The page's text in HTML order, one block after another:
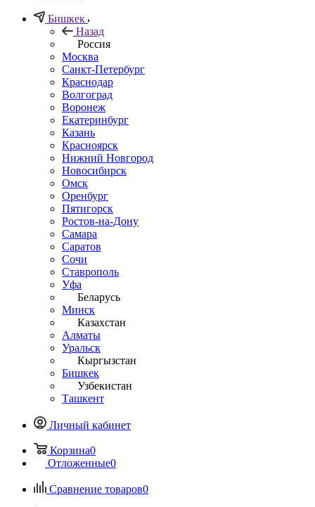
Бишкек
Назад
Россия
Москва
Санкт-Петербург
Краснодар
Волгоград
Воронеж
Екатеринбург
Казань
Красноярск
Нижний Новгород
Новосибирск
Омск
Оренбург
Пятигорск
Ростов-на-Дону
Самара
Саратов
Сочи
Ставрополь
Уфа
Беларусь
Минск
Казахстан
Алматы
Уральск
Кыргызстан
Бишкек
Узбекистан
Ташкент
Личный кабинет
Корзина0
Отложенные0
Сравнение товаров0